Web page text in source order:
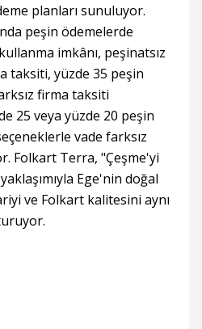
planları sunuluyor.
peşin ödemelerde
imkânı, peşinatsız
taksiti, yüzde 35 peşin
firma taksiti
25 veya yüzde 20 peşin
vade farksız
Folkart Terra, "Çeşme'yi
Ege'nin doğal
ve Folkart kalitesini aynı